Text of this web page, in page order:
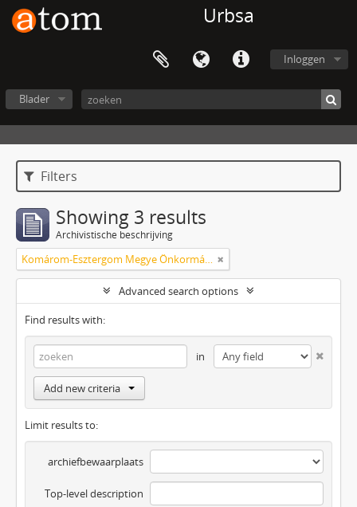
Urbsa
Inloggen
Blader
Filters
Showing 3 results
Archivistische beschrijving
Komárom-Esztergom Megye Önkormányzati Hivatala Bélyeggyűjtő Egyesülete Tatabánya
Advanced search options
Find results with:
in
Add new criteria
Limit results to:
archiefbewaarplaats
Top-level description